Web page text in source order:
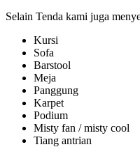
Selain Tenda kami juga
Kursi
Sofa
Barstool
Meja
Panggung
Karpet
Podium
Misty fan / misty cool
Tiang antrian